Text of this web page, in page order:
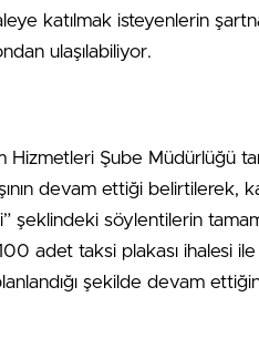
katılmak isteyenlerin
ulaşılabiliyor.
Hizmetleri Şube Müdürlüğü
devam ettiği belirtilerek,
şeklindeki söylentilerin
adet taksi plakası ihalesi ile
şekilde devam